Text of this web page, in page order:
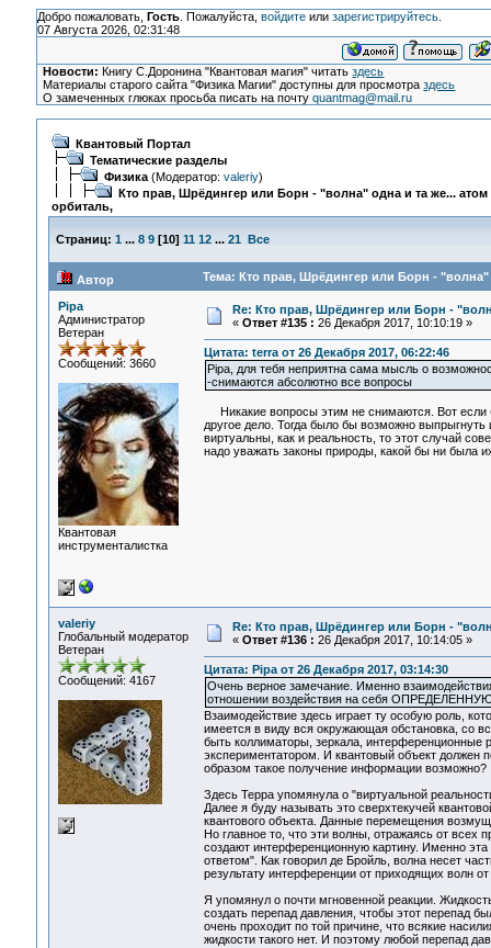
Добро пожаловать, Гость. Пожалуйста, войдитеили зарегистрируйтесь.
07 Августа 2026, 02:31:48
Новости: Книгу С.Доронина "Квантовая магия" читатьздесь
Материалы старого сайта "Физика Магии" доступны для просмотраздесь
О замеченных глюках просьба писать на почтуquantmag@mail.ru
Квантовый Портал
Тематические разделы
Физика(Модератор: valeriy)
Кто прав, Шрёдингер или Борн - "волна" одна и та же... атом
орбиталь,
Страниц: 1 ... 8 9[10] 11 12 ... 21 Все
Автор Тема: Кто прав, Шрёдингер или Борн - "волна"
Pipa
Администратор
Ветеран
Сообщений: 3660
Квантовая
инструменталистка
Re: Кто прав, Шрёдингер или Борн -
« Ответ #135 : 26 Декабря 2017, 10:10:19 »
Цитата: terra от 26 Декабря 2017, 06:22:46
Pipa, для тебя неприятна сама мысль о
-снимаются абсолютно все вопросы
Никакие вопросы этим не снимаются. Вот если
другое дело. Тогда было бы возможно
виртуальны, как и реальность, то этот случай
надо уважать законы природы, какой бы ни была
valeriy
Глобальный модератор
Ветеран
Сообщений: 4167
Re: Кто прав, Шрёдингер или Борн -
« Ответ #136 : 26 Декабря 2017, 10:14:05 »
Цитата: Pipa от 26 Декабря 2017, 03:14:30
Очень верное замечание. Именно
отношении воздействия на себя
Взаимодействие здесь играет ту особую роль,
имеется в виду вся окружающая обстановка, со
быть коллиматоры, зеркала, интерференционные
экспериментатором. И квантовый объект должен
образом такое получение информации возможно?
Здесь Терра упомянула о "виртуальной
Далее я буду называть это сверхтекучей
квантового объекта. Данные перемещения
Но главное то, что эти волны, отражаясь от
создают интерференционную картину. Именно
ответом". Как говорил де Бройль, волна несет
результату интерференции от приходящих волн
Я упомянул о почти мгновенной реакции.
создать перепад давления, чтобы этот перепад
очень проходит по той причине, что всякие
жидкости такого нет. И поэтому любой перепад